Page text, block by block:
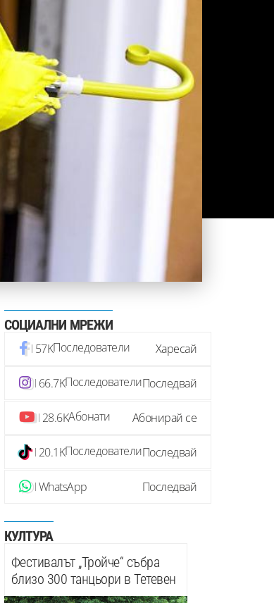
СОЦИАЛНИ МРЕЖИ
57KПоследователи Харесай
66.7KПоследователиПоследвай
28.6KАбонати Абонирай се
20.1KПоследователиПоследвай
WhatsApp Последвай
КУЛТУРА
Фестивалът „Тройче“ събра
близо 300 танцьори в Тетевен